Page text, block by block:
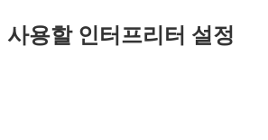
사용할 인터프리터 설정